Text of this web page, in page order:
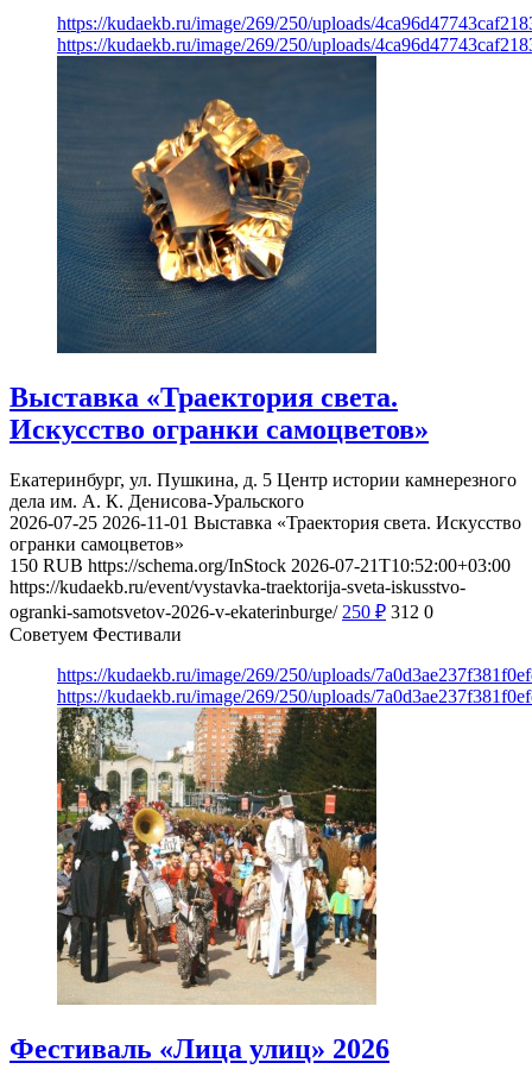
https://kudaekb.ru/image/269/250/uploads/
https://kudaekb.ru/image/269/250/uploads/
Выставка «Траектория света.
Искусство огранки самоцветов»
Екатеринбург, ул. Пушкина, д. 5 Центр истории камнерезного
дела им. А. К. Денисова-Уральского
2026-07-25 2026-11-01 Выставка «Траектория света. Искусство
огранки самоцветов»
150 RUB https://schema.org/InStock 2026-07-21T10:52:00+03:00
https://kudaekb.ru/event/vystavka-traektorija-sveta-iskusstvo-
ogranki-samotsvetov-2026-v-ekaterinburge/ 250 ₽ 312 0
Советуем Фестивали
https://kudaekb.ru/image/269/250/uploads/
https://kudaekb.ru/image/269/250/uploads/
Фестиваль «Лица улиц» 2026